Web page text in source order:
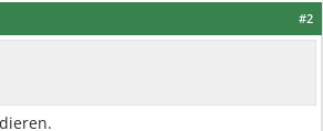
#2